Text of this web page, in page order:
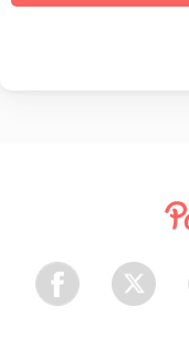
Facebook Twitter